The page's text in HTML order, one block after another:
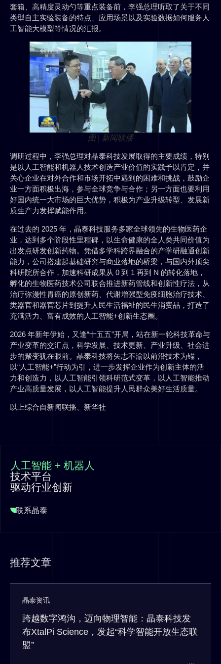
套箱、高精度灵动勺等重点装备前，李强总理听取了关于不同
类型自主实验装备的特点、应用场景以及实验数据如何服务人
工智能大模型等情况的汇报。
图 | 新闻联播
调研过程中，李强总理对晶泰科技发展取得的主要成绩，特别
是以人工智能和机器人技术创造产业价值的实践予以肯定，并
关心企业在对外合作和市场开拓中遇到的困难和挑战，鼓励企
业一方面积极出海，参与全球竞争与合作；另一方面也要利用
好国内统一大市场的巨大优势，积极为产业升级转型、发展新
质生产力发挥赋能作用。
在过去的 2025 年，晶泰科技服务多家全球领先的生物医药企
业，达到多个阶段性里程碑，以生命健康的全人类共同价值为
出发点研发创新药物。凭借多学科跨界融合的产学研融通创新
能力，公司搭建起基础研究与商业落地的桥梁，与国内外顶尖
科研院所合作，加速科研成果从 0 到 1 再到 N 的转化落地，
孵化的生物医药技术公司联合推进新药管线和创新性疗法，从
治疗弥漫性胃癌的原创新药、代谢增强型免疫细胞治疗技术、
类器官和器官芯片到提升人民生活福祉的民生消费品，打造了
充满活力、富有成效的人工智能+创新生态圈。
2026 年新年伊始，又逢“十五五”开局，站在新一轮科技革命与
产业变革的交汇点，科学发展、技术更新、产业升级、社会进
步的聚变犹在眼前。晶泰科技将矢志不渝以前沿技术为锚，
以“人工智能+”行动为引，进一步发挥企业作为创新主体的活
力和创造力，以人工智能引领科研范式变革，以人工智能推动
产业高质量发展，以人工智能提升人民群众美好生活质量。
以上综合自新闻联播、新华社
人工智能 + 机器人
技术平台
驱动行业创新
联系晶泰
推荐文章
晶泰资讯
跨越数字鸿沟，迈向物理智能：晶泰科技发
布XtalPi Science，发起“科学智能开放生态联
盟”